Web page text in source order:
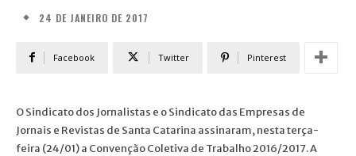
24 DE JANEIRO DE 2017
Facebook Twitter Pinterest
O Sindicato dos Jornalistas e o Sindicato das Empresas de
Jornais e Revistas de Santa Catarina assinaram, nesta terça-
feira (24/01) a Convenção Coletiva de Trabalho 2016/2017. A